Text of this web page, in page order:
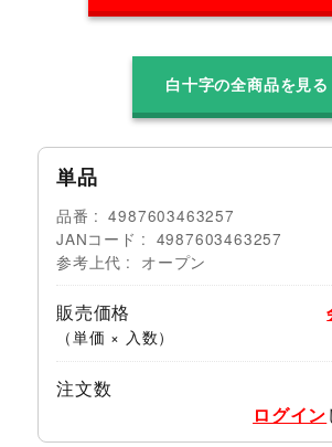
白十字の全商品を見る
単品
品番
4987603463257
JANコード
4987603463257
参考上代
オープン
販売価格
（単価 × 入数）
注文数
ログイン